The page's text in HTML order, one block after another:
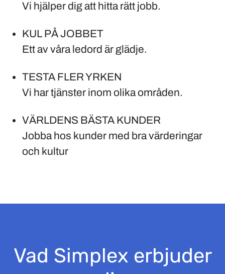
Vi hjälper dig att hitta rätt jobb.
KUL PÅ JOBBET
Ett av våra ledord är glädje.
TESTA FLER YRKEN
Vi har tjänster inom olika områden.
VÄRLDENS BÄSTA KUNDER
Jobba hos kunder med bra värderingar
och kultur
Vad Simplex erbjuder